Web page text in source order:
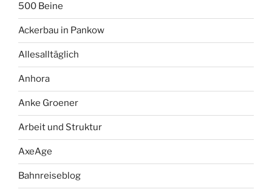
500 Beine
Ackerbau in Pankow
Allesalltäglich
Anhora
Anke Groener
Arbeit und Struktur
AxeAge
Bahnreiseblog